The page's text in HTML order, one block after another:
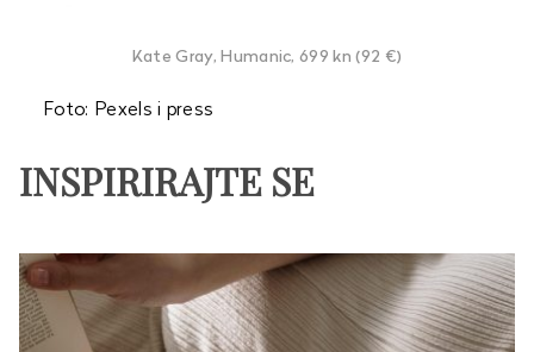
Kate Gray, Humanic, 699 kn (92 €)
Foto: Pexels i press
INSPIRIRAJTE SE